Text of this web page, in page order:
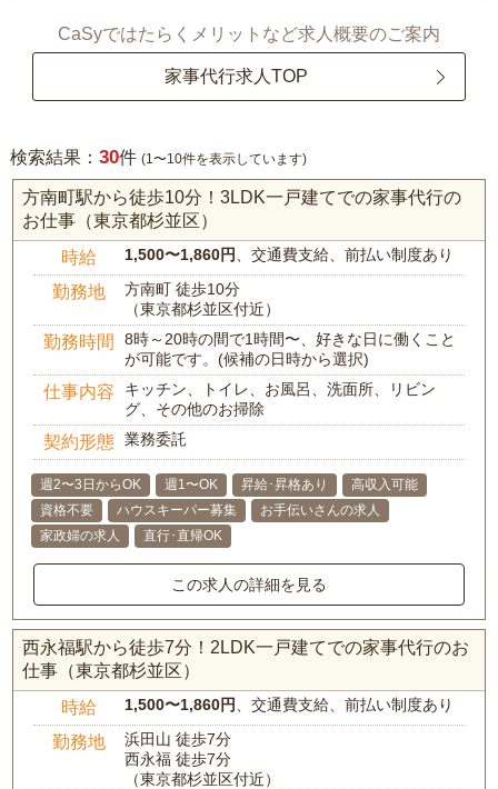
CaSyではたらくメリットなど求人概要のご案内
家事代行求人TOP
検索結果： 30件 (1〜10件を表示しています)
方南町駅から徒歩10分！3LDK一戸建てでの家事代行の
お仕事（東京都杉並区）
時給 1,500〜1,860円 、交通費支給、前払い制度あり
勤務地
方南町 徒歩10分
（東京都杉並区付近）
勤務時間
8時～20時の間で1時間〜、好きな日に働くこと
が可能です。(候補の日時から選択)
仕事内容
キッチン、トイレ、お風呂、洗面所、リビン
グ、その他のお掃除
契約形態 業務委託
週2〜3日からOK 週1〜OK 昇給･昇格あり
高収入可能
資格不要
ハウスキーパー募集
お手伝いさんの求人
家政婦の求人
直行･直帰OK
この求人の詳細を見る
西永福駅から徒歩7分！2LDK一戸建てでの家事代行のお
仕事（東京都杉並区）
時給 1,500〜1,860円 、交通費支給、前払い制度あり
勤務地
浜田山 徒歩7分
西永福 徒歩7分
（東京都杉並区付近）